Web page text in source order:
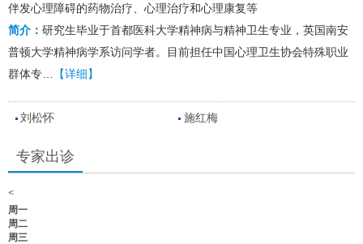
伴发心理障碍的药物治疗、心理治疗和心理康复等
简介： 研究生毕业于首都医科大学精神病与精神卫生专业，英国南安
普顿大学精神病学系访问学者。目前担任中国心理卫生协会特殊职业
群体专…
【详细】
刘松怀 施红梅
专家出诊
<
周一
周二
周三